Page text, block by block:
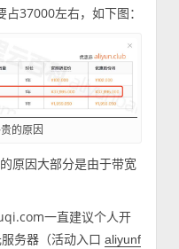
37000左右，如下图：
的原因
原因大部分是由于带宽
一直建议个人开
务器（活动入口aliyunf